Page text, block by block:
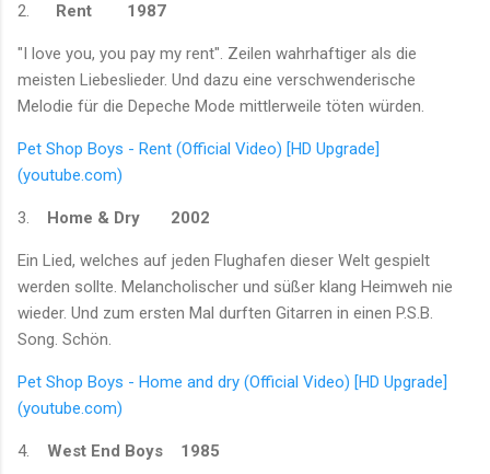
2. Rent 1987
"I love you, you pay my rent". Zeilen wahrhaftiger als die
meisten Liebeslieder. Und dazu eine verschwenderische
Melodie für die Depeche Mode mittlerweile töten würden.
Pet Shop Boys - Rent (Official Video) [HD Upgrade]
(youtube.com)
3. Home & Dry 2002
Ein Lied, welches auf jeden Flughafen dieser Welt gespielt
werden sollte. Melancholischer und süßer klang Heimweh nie
wieder. Und zum ersten Mal durften Gitarren in einen P.S.B.
Song. Schön.
Pet Shop Boys - Home and dry (Official Video) [HD Upgrade]
(youtube.com)
4. West End Boys 1985